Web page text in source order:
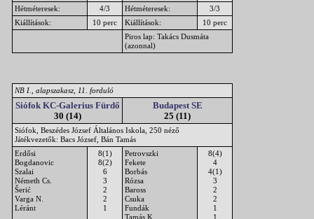
Hétméteresek: 4/3 Hétméteresek:
3/3
Kiállítások:
10 perc Kiállítások:
10 perc
Piros lap: Takács Dusmáta
(azonnal)
NB I., alapszakasz, 11. forduló
Siófok KC-Galerius Fürdő
30 (14)
Budapest SE
25 (11)
Siófok, Beszédes József Általános Iskola, 250 néző
Játékvezetők: Bacs József, Bán Tamás
Erdősi
Bogdanovic
Szalai
Németh Cs.
Šerić
Varga N.
Léránt
8(1)
8(2)
6
3
2
2
1
Petrovszki
Fekete
Borbás
Rózsa
Baross
Csuka
Fundák
Tamás K.
8(4)
4
4(1)
3
2
2
1
1